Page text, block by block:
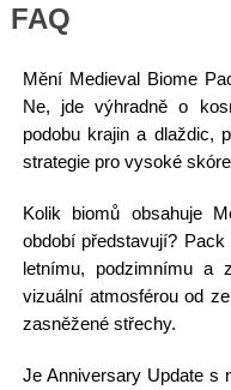
FAQ
Mění Medieval Biome
Ne, jde výhradně o
podobu krajin a dlaždic,
strategie pro vysoké
Kolik biomů obsahuje
období představují?
letnímu, podzimnímu a
vizuální atmosférou od
zasněžené střechy.
Je Anniversary Update s